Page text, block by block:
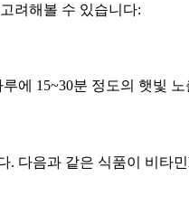
려해볼 수 있습니다:
에 15~30분 정도의 햇빛
다음과 같은 식품이 비타